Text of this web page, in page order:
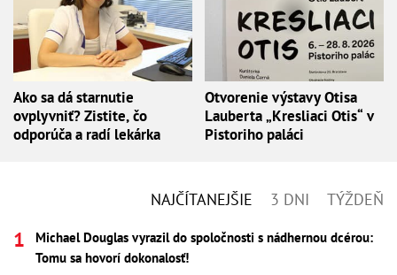
Ako sa dá starnutie
ovplyvniť? Zistite, čo
odporúča a radí lekárka
Otvorenie výstavy Otisa
Lauberta „Kresliaci Otis“ v
Pistoriho paláci
NAJČÍTANEJŠIE 3 DNI TÝŽDEŇ
Michael Douglas vyrazil do spoločnosti s nádhernou dcérou:
Tomu sa hovorí dokonalosť!